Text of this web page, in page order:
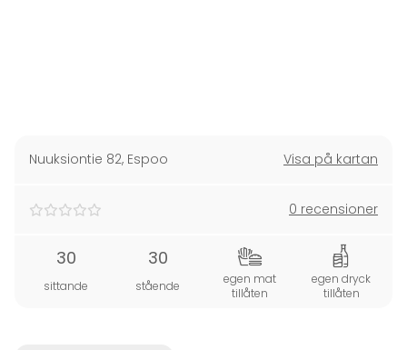
Nuuksiontie 82, Espoo Visa på kartan
0 recensioner
30
sittande
30
stående
egen mat
tillåten
egen dryck
tillåten